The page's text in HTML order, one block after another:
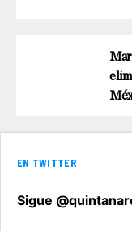
EN TWITTER
Sigue